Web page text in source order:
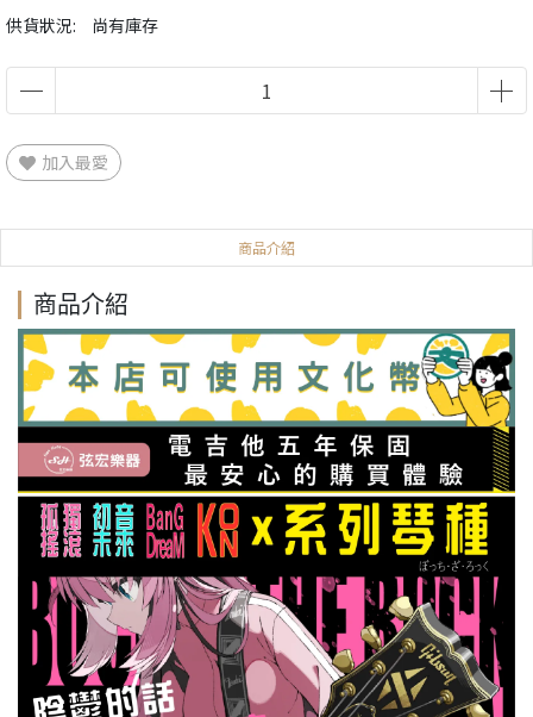
供貨狀況: 尚有庫存
加入最愛
商品介紹
商品介紹